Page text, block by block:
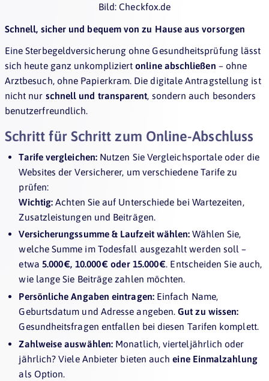
Bild: Checkfox.de
Schnell, sicher und bequem von zu Hause aus vorsorgen
Eine Sterbegeldversicherung ohne Gesundheitsprüfung lässt
sich heute ganz unkompliziertonline abschließen – ohne
Arztbesuch, ohne Papierkram. Die digitale Antragstellung ist
nicht nur schnell und transparent, sondern auch besonders
benutzerfreundlich.
Schritt für Schritt zum Online-Abschluss
Tarife vergleichen: Nutzen Sie Vergleichsportale oder die
Websites der Versicherer, um verschiedene Tarife zu
prüfen:
Wichtig: Achten Sie auf Unterschiede bei Wartezeiten,
Zusatzleistungen und Beiträgen.
Versicherungssumme & Laufzeit wählen:Wählen Sie,
welche Summe im Todesfall ausgezahlt werden soll –
etwa 5.000 €, 10.000 € oder 15.000 €. Entscheiden Sie auch,
wie lange Sie Beiträge zahlen möchten.
Persönliche Angaben eintragen: Einfach Name,
Geburtsdatum und Adresse angeben.Gut zu wissen:
Gesundheitsfragen entfallen bei diesen Tarifen komplett.
Zahlweise auswählen: Monatlich, vierteljährlich oder
jährlich? Viele Anbieter bieten aucheine Einmalzahlung
als Option.